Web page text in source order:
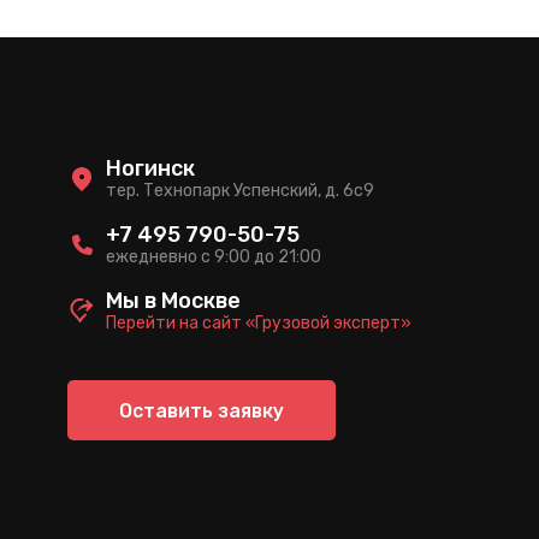
Оставить заявку
тер. Технопарк Успенский, д. 6c9
Ногинск
ежедневно с 9:00 до 21:00
+7 495 790-50-75
Перейти на сайт «Грузовой эксперт»
Мы в Москве